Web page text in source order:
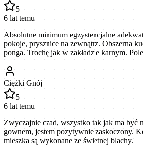
5
6 lat temu
Absolutne minimum egzystencjalne
pokoje, prysznice na zewnątrz. Obszerna
ponga. Trochę jak w zakładzie karnym.
Ciężki Gnój
5
6 lat temu
Zwyczajnie czad, wszystko tak jak ma być
gownem, jestem pozytywnie zaskoczony.
mieszka są wykonane ze świetnej blachy.